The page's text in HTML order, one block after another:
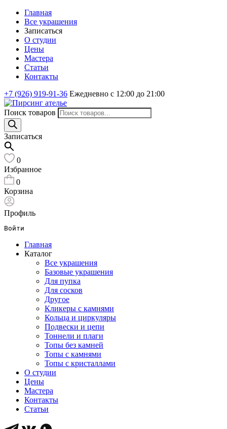
Главная
Все украшения
Записаться
О студии
Цены
Мастера
Статьи
Контакты
+7 (926) 919-91-36 Ежедневно с 12:00 до 21:00
Поиск товаров
Записаться
0
Избранное
0
Корзина
Профиль
Войти
Главная
Каталог
Все украшения
Базовые украшения
Для пупка
Для сосков
Другое
Кликеры с камнями
Кольца и циркуляры
Подвески и цепи
Тоннели и плаги
Топы без камней
Топы с камнями
Топы с кристаллами
О студии
Цены
Мастера
Контакты
Статьи